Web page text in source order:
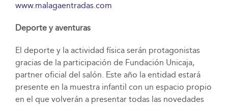
www.malagaentradas.com
Deporte y aventuras
El deporte y la actividad física serán protagonistas
gracias de la participación de Fundación Unicaja,
partner oficial del salón. Este año la entidad estará
presente en la muestra infantil con un espacio propio
en el que volverán a presentar todas las novedades